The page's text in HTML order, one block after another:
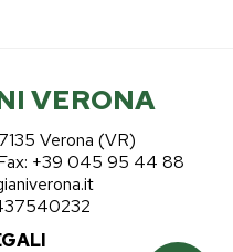
VERONA
Verona (VR)
+39 045 95 44 88